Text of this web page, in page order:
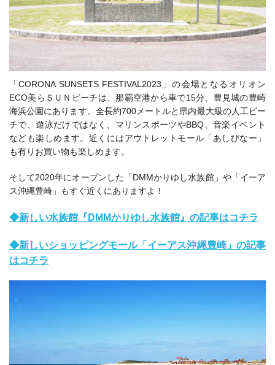
「CORONA SUNSETS FESTIVAL2023」の会場となるオリオン
ECO美らＳＵＮビーチは、那覇空港から車で15分、豊見城の豊崎
海浜公園にあります。全長約700メートルと県内最大級の人工ビー
チで、遊泳だけではなく、マリンスポーツやBBQ、音楽イベント
なども楽しめます。近くにはアウトレットモール「あしびなー」
も有りお買い物も楽しめます。
そして2020年にオープンした「DMMかりゆし水族館」や「イーア
ス沖縄豊崎」もすぐ近くにありますよ！
◆新しい水族館『DMMかりゆし水族館』の記事はコチラ
◆新しいショッピングモール「イーアス沖縄豊崎」の記事
はコチラ